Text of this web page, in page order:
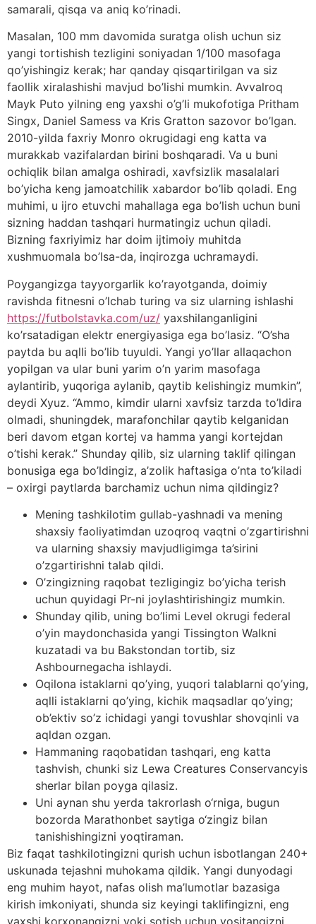
samarali, qisqa va aniq ko’rinadi.
Masalan, 100 mm davomida suratga olish uchun siz
yangi tortishish tezligini soniyadan 1/100 masofaga
qo’yishingiz kerak; har qanday qisqartirilgan va siz
faollik xiralashishi mavjud bo’lishi mumkin. Avvalroq
Mayk Puto yilning eng yaxshi o’g’li mukofotiga Pritham
Singx, Daniel Samess va Kris Gratton sazovor bo’lgan.
2010-yilda faxriy Monro okrugidagi eng katta va
murakkab vazifalardan birini boshqaradi. Va u buni
ochiqlik bilan amalga oshiradi, xavfsizlik masalalari
bo’yicha keng jamoatchilik xabardor bo’lib qoladi. Eng
muhimi, u ijro etuvchi mahallaga ega bo’lish uchun buni
sizning haddan tashqari hurmatingiz uchun qiladi.
Bizning faxriyimiz har doim ijtimoiy muhitda
xushmuomala bo’lsa-da, inqirozga uchramaydi.
Poygangizga tayyorgarlik ko’rayotganda, doimiy
ravishda fitnesni o’lchab turing va siz ularning ishlashi
https://futbolstavka.com/uz/ yaxshilanganligini
ko’rsatadigan elektr energiyasiga ega bo’lasiz. “O’sha
paytda bu aqlli bo’lib tuyuldi. Yangi yo’llar allaqachon
yopilgan va ular buni yarim o’n yarim masofaga
aylantirib, yuqoriga aylanib, qaytib kelishingiz mumkin”,
deydi Xyuz. “Ammo, kimdir ularni xavfsiz tarzda to’ldira
olmadi, shuningdek, marafonchilar qaytib kelganidan
beri davom etgan kortej va hamma yangi kortejdan
o’tishi kerak.” Shunday qilib, siz ularning taklif qilingan
bonusiga ega bo’ldingiz, a’zolik haftasiga o’nta to’kiladi
– oxirgi paytlarda barchamiz uchun nima qildingiz?
Mening tashkilotim gullab-yashnadi va mening
shaxsiy faoliyatimdan uzoqroq vaqtni o’zgartirishni
va ularning shaxsiy mavjudligimga ta’sirini
o’zgartirishni talab qildi.
O’zingizning raqobat tezligingiz bo’yicha terish
uchun quyidagi Pr-ni joylashtirishingiz mumkin.
Shunday qilib, uning bo’limi Level okrugi federal
o’yin maydonchasida yangi Tissington Walkni
kuzatadi va bu Bakstondan tortib, siz
Ashbournegacha ishlaydi.
Oqilona istaklarni qo’ying, yuqori talablarni qo’ying,
aqlli istaklarni qo’ying, kichik maqsadlar qo’ying;
ob’ektiv so’z ichidagi yangi tovushlar shovqinli va
aqldan ozgan.
Hammaning raqobatidan tashqari, eng katta
tashvish, chunki siz Lewa Creatures Conservancyis
sherlar bilan poyga qilasiz.
Uni aynan shu yerda takrorlash o‘rniga, bugun
bozorda Marathonbet saytiga o‘zingiz bilan
tanishishingizni yoqtiraman.
Biz faqat tashkilotingizni qurish uchun isbotlangan 240+
uskunada tejashni muhokama qildik. Yangi dunyodagi
eng muhim hayot, nafas olish ma’lumotlar bazasiga
kirish imkoniyati, shunda siz keyingi taklifingizni, eng
yaxshi korxonangizni yoki sotish uchun vositangizni